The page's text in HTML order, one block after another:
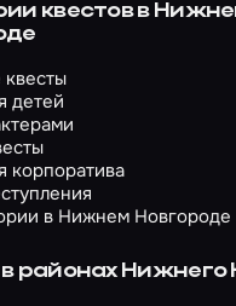
квестов в
детей
корпоратива
в Нижнем Новгороде
районах Нижнего